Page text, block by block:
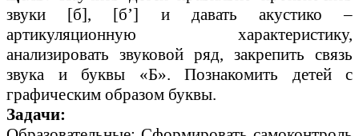
звуки [б], [б’] и давать акустико –
артикуляционную характеристику,
анализировать звуковой ряд, закрепить связь
звука и буквы «Б». Познакомить детей с
графическим образом буквы.
Задачи: